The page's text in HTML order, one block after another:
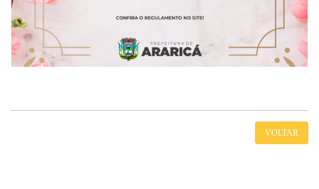
VOLTAR